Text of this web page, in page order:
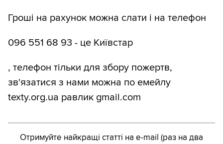
Гроші на рахунок можна слати і на телефон
096 551 68 93 - це Київстар
, телефон тільки для збору пожертв,
зв'язатися з нами можна по емейлу
texty.org.ua равлик gmail.com
Отримуйте найкращі статті на e-mail (раз на два